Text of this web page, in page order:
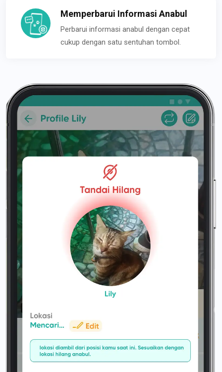
Memperbarui Informasi Anabul
Perbarui informasi anabul dengan cepat
cukup dengan satu sentuhan tombol.